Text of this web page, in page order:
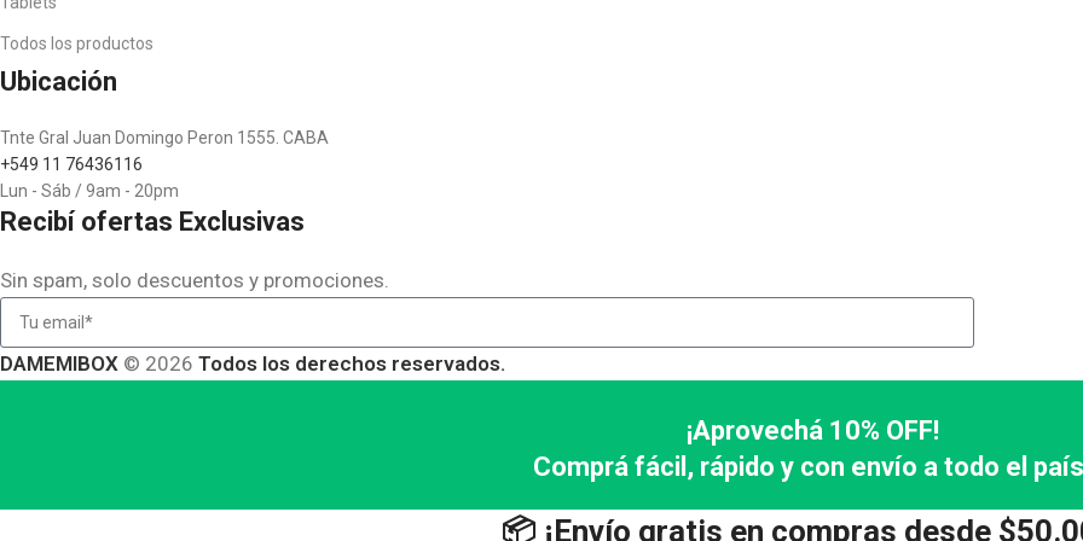
Todos los productos
Ubicación
Tnte Gral Juan Domingo Peron 1555. CABA
+549 11 76436116
Lun - Sáb / 9am - 20pm
Recibí ofertas Exclusivas
Sin spam, solo descuentos y promociones.
DAMEMIBOX © 2026 Todos los derechos reservados.
¡Aprovechá 10% OFF!
Comprá fácil, rápido y con envío a todo el
📦 ¡Envío gratis en compras desde